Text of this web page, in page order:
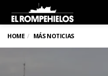
HOME MÁS NOTICIAS